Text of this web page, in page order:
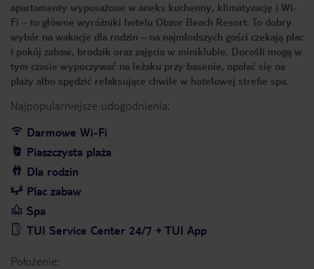
apartamenty wyposażone w aneks kuchenny, klimatyzację i Wi-
Fi – to główne wyróżniki hotelu Obzor Beach Resort. To dobry
wybór na wakacje dla rodzin – na najmłodszych gości czekają plac
i pokój zabaw, brodzik oraz zajęcia w miniklubie. Dorośli mogą w
tym czasie wypoczywać na leżaku przy basenie, opalać się na
plaży albo spędzić relaksujące chwile w hotelowej strefie spa.
Najpopularniejsze udogodnienia:
Darmowe Wi-Fi
Piaszczysta plaża
Dla rodzin
Plac zabaw
Spa
TUI Service Center 24/7 + TUI App
Położenie: